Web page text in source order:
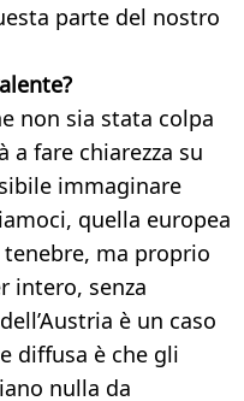
parte del nostro
non sia stata colpa
a fare chiarezza su
immaginare
quella europea
ma proprio
intero, senza
è un caso
diffusa è che gli
nulla da